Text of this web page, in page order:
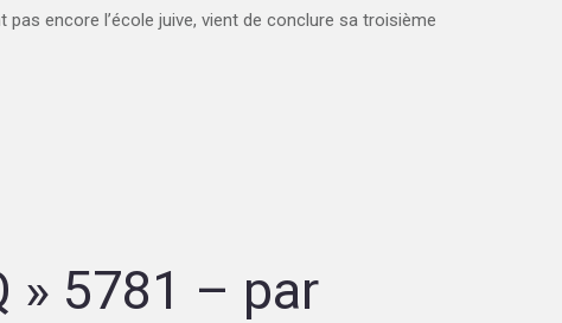
pas encore l’école juive, vient de conclure sa troisième
» 5781 – par